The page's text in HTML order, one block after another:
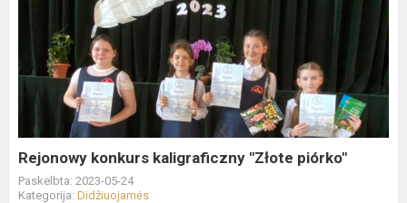
konkurs
kaligraficzny
"Złote
piórko"
Rejonowy konkurs kaligraficzny "Złote piórko"
Paskelbta: 2023-05-24
Kategorija: Didžiuojamės